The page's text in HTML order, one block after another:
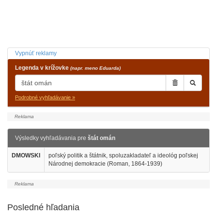
Vypnúť reklamy
Legenda v krížovke (napr. meno Eduarda)
Podrobné vyhľadávanie »
Výsledky vyhľadávania pre štát omán
DMOWSKI
poľský politik a štátnik, spoluzakladateľ a ideológ poľskej
Národnej demokracie (Roman, 1864-1939)
Posledné hľadania